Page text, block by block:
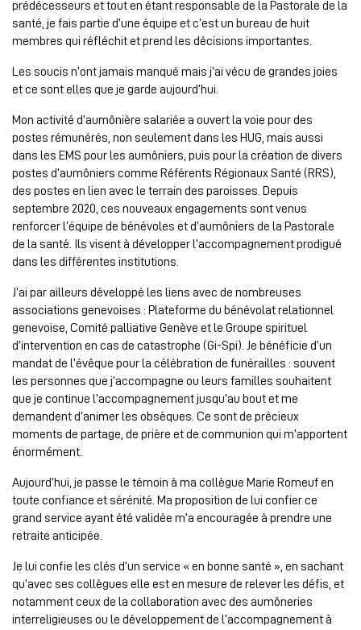
prédécesseurs et tout en étant responsable de la Pastorale de la
santé, je fais partie d’une équipe et c’est un bureau de huit
membres qui réfléchit et prend les décisions importantes.
Les soucis n’ont jamais manqué mais j’ai vécu de grandes joies
et ce sont elles que je garde aujourd’hui.
Mon activité d’aumônière salariée a ouvert la voie pour des
postes rémunérés, non seulement dans les HUG, mais aussi
dans les EMS pour les aumôniers, puis pour la création de divers
postes d’aumôniers comme Référents Régionaux Santé (RRS),
des postes en lien avec le terrain des paroisses. Depuis
septembre 2020, ces nouveaux engagements sont venus
renforcer l’équipe de bénévoles et d’aumôniers de la Pastorale
de la santé. Ils visent à développer l’accompagnement prodigué
dans les différentes institutions.
J’ai par ailleurs développé les liens avec de nombreuses
associations genevoises : Plateforme du bénévolat relationnel
genevoise, Comité palliative Genève et le Groupe spirituel
d’intervention en cas de catastrophe (Gi-Spi). Je bénéficie d’un
mandat de l’évêque pour la célébration de funérailles : souvent
les personnes que j’accompagne ou leurs familles souhaitent
que je continue l’accompagnement jusqu’au bout et me
demandent d’animer les obsèques. Ce sont de précieux
moments de partage, de prière et de communion qui m’apportent
énormément.
Aujourd’hui, je passe le témoin à ma collègue Marie Romeuf en
toute confiance et sérénité. Ma proposition de lui confier ce
grand service ayant été validée m’a encouragée à prendre une
retraite anticipée.
Je lui confie les clés d’un service « en bonne santé », en sachant
qu’avec ses collègues elle est en mesure de relever les défis, et
notamment ceux de la collaboration avec des aumôneries
interreligieuses ou le développement de l’accompagnement à